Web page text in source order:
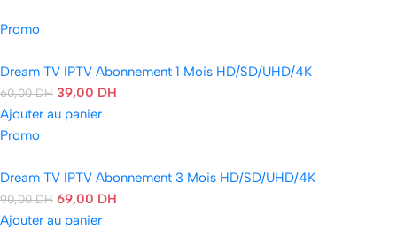
Promo
Dream TV IPTV Abonnement 1 Mois HD/SD/UHD/4K
60,00DH 39,00 DH
Ajouter au panier
Promo
Dream TV IPTV Abonnement 3 Mois HD/SD/UHD/4K
90,00DH 69,00 DH
Ajouter au panier